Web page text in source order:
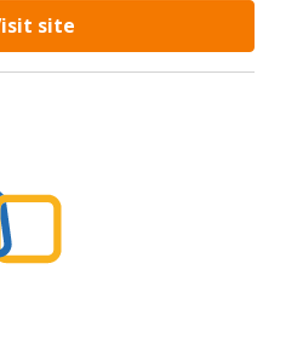
site